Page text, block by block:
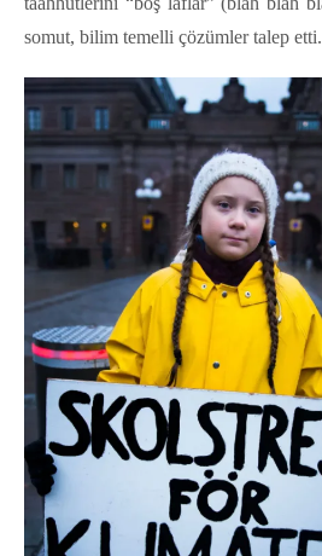
somut, bilim temelli çözümler talep etti.